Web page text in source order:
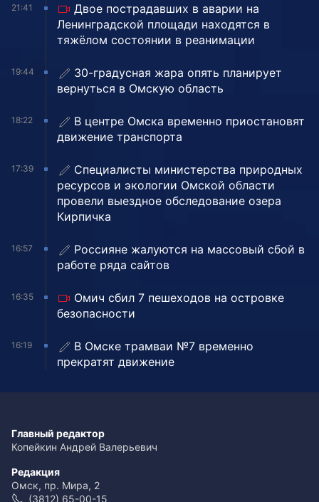
21:41
Двое пострадавших в аварии на
Ленинградской площади находятся в
тяжёлом состоянии в реанимации
19:44
30-градусная жара опять планирует
вернуться в Омскую область
18:22
В центре Омска временно приостановят
движение транспорта
17:39
Специалисты министерства природных
ресурсов и экологии Омской области
провели выездное обследование озера
Кирпичка
16:57
Россияне жалуются на массовый сбой в
работе ряда сайтов
16:35
Омич сбил 7 пешеходов на островке
безопасности
16:19
В Омске трамваи №7 временно
прекратят движение
Главный редактор
Копейкин Андрей Валерьевич
Редакция
Омск, пр. Мира, 2
(3812) 65-00-15